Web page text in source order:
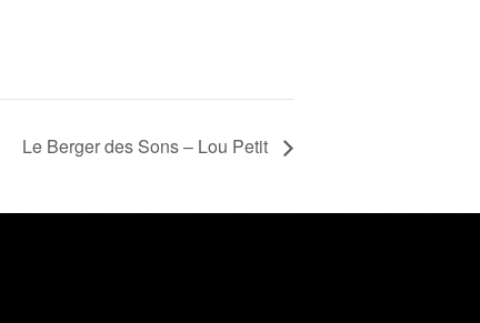
Le Berger des Sons – Lou Petit